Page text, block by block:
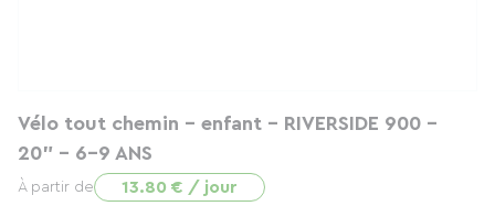
Vélo tout chemin - enfant - RIVERSIDE 900 -
20" - 6-9 ANS
À partir de 13.80 € / jour